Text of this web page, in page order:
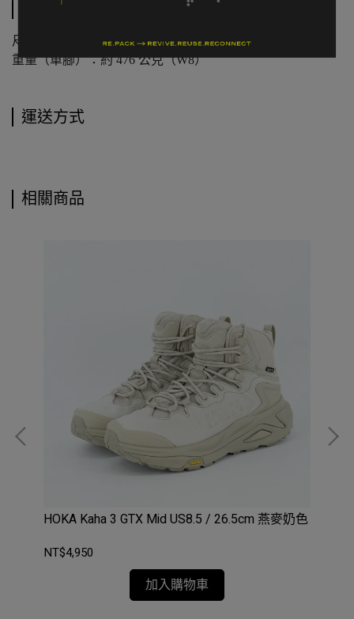
規格說明
尺寸：US 8B
重量（單腳）：約 476 公克（W8）
運送方式
相關商品
HOKA Kaha 3 GTX Mid US8.5 / 26.5cm 燕麥奶色
NT$4,950
加入購物車